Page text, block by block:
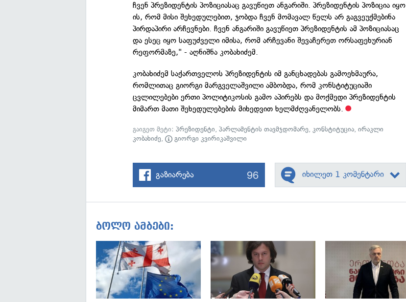
ჩვენ პრეზიდენტის პოზიციასაც გავუწიეთ ანგარიში. პრეზიდენტის პოზიცია იყო
ის, რომ მისი შეხედულებით, ჯობდა ჩვენ მომავალ წელს არ გაგვეუქმებინა
პირდაპირი არჩევნები. ჩვენ ანგარიში გავუწიეთ პრეზიდენტის ამ პოზიციასაც
და ესეც იყო საფუძველი იმისა, რომ არჩევანი შევაჩერეთ ორსაფეხურიან
რეფორმაზე," - აღნიშნა კობახიძემ.
კობახიძემ საქართველოს პრეზიდენტის იმ განცხადებას გამოეხმაურა,
რომლითაც გიორგი მარგველაშვილი ამბობდა, რომ კონსტიტუციაში
ცვლილებები ერთი პოლიტიკოსის გამო აპირებს და მოქმედი პრეზიდენტის
მიმართ მათი შეხედულებების მიხედვით ხელმძღვანელობს.
გაიგეთ მეტი:პრეზიდენტი,პარლამენტის თავმჯდომარე,კონსტიტუცია,ირაკლი
კობახიძე, გიორგი კვირიკაშვილი
გაზიარება 96 იხილეთ 1 კომენტარი
ბოლო ამბები: